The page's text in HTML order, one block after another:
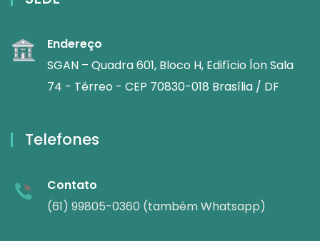
Endereço
SGAN – Quadra 601, Bloco H, Edifício Íon Sala
74 - Térreo - CEP 70830-018 Brasília / DF
Telefones
Contato
(61) 99805-0360 (também Whatsapp)